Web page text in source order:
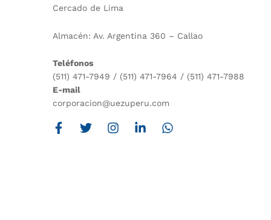
Cercado de Lima
Almacén: Av. Argentina 360 – Callao
Teléfonos
(511) 471-7949 / (511) 471-7964 / (511) 471-7988
E-mail
corporacion@uezuperu.com